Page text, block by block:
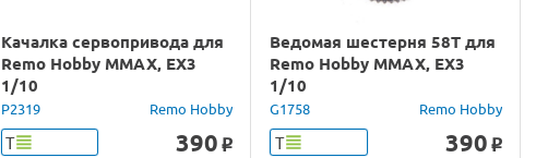
Качалка сервопривода для
Remo Hobby MMAX, EX3
1/10
P2319 Remo Hobby
Т 390 o
Ведомая шестерня 58T для
Remo Hobby MMAX, EX3
1/10
G1758 Remo Hobby
Т 390 o